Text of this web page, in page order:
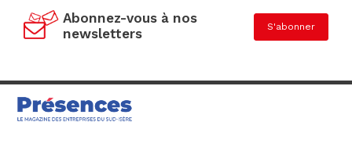
Abonnez-vous à nos
newsletters
S'abonner